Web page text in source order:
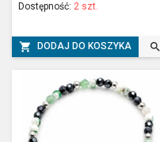
Dostępność: 2 szt.
 DODAJ DO KOSZYKA 